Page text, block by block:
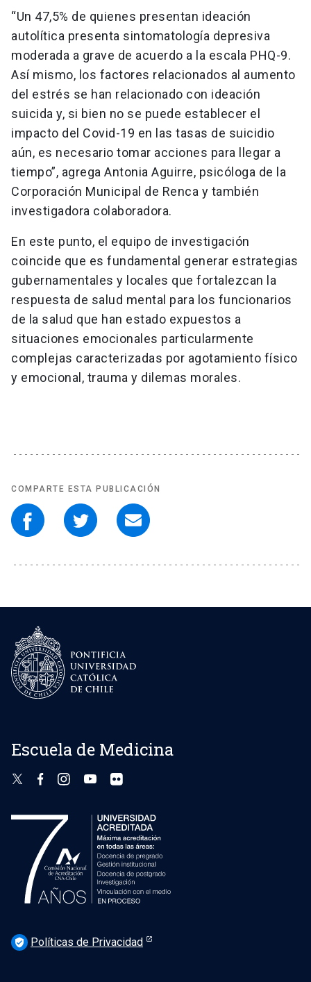
“Un 47,5% de quienes presentan ideación
autolítica presenta sintomatología depresiva
moderada a grave de acuerdo a la escala PHQ-9.
Así mismo, los factores relacionados al aumento
del estrés se han relacionado con ideación
suicida y, si bien no se puede establecer el
impacto del Covid-19 en las tasas de suicidio
aún, es necesario tomar acciones para llegar a
tiempo”, agrega Antonia Aguirre, psicóloga de la
Corporación Municipal de Renca y también
investigadora colaboradora.
En este punto, el equipo de investigación
coincide que es fundamental generar estrategias
gubernamentales y locales que fortalezcan la
respuesta de salud mental para los funcionarios
de la salud que han estado expuestos a
situaciones emocionales particularmente
complejas caracterizadas por agotamiento físico
y emocional, trauma y dilemas morales.
COMPARTE ESTA PUBLICACIÓN
Escuela de Medicina
verified_user Políticas de Privacidad